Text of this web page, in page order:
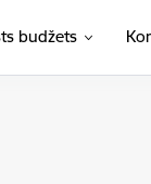
budžets